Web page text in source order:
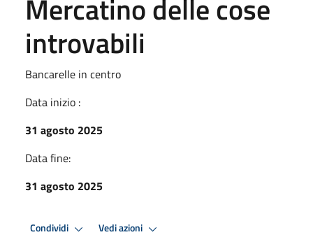
Mercatino delle cose
introvabili
Bancarelle in centro
Data inizio :
31 agosto 2025
Data fine:
31 agosto 2025
Condividi Vedi azioni